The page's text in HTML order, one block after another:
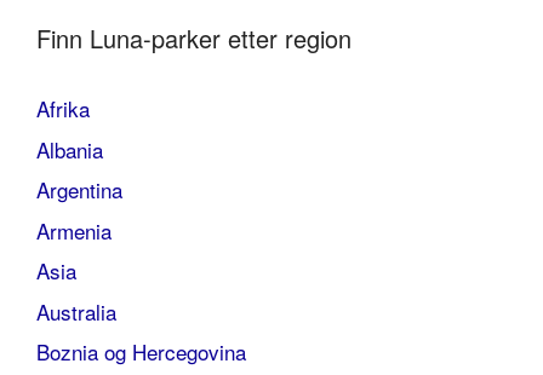
Finn Luna-parker etter region
Afrika
Albania
Argentina
Armenia
Asia
Australia
Boznia og Hercegovina